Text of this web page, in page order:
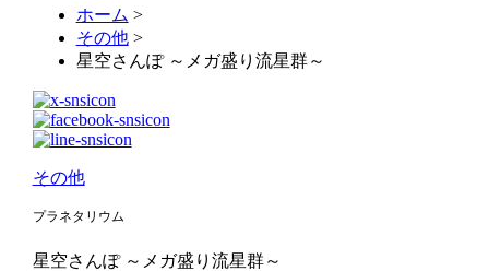
ホーム >
その他>
星空さんぽ ～メガ盛り流星群～
その他
プラネタリウム
星空さんぽ ～メガ盛り流星群～